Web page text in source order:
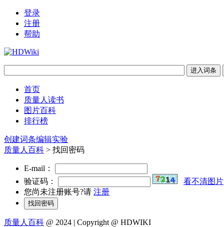
登录
注册
帮助
首页
质量人读书
图片百科
排行榜
创建词条编辑实验
质量人百科 > 找回密码
E-mail：
验证码：
看不清图片
您尚未注册账号?请 注册
质量人百科 @ 2024 | Copyright @ HDWIKI